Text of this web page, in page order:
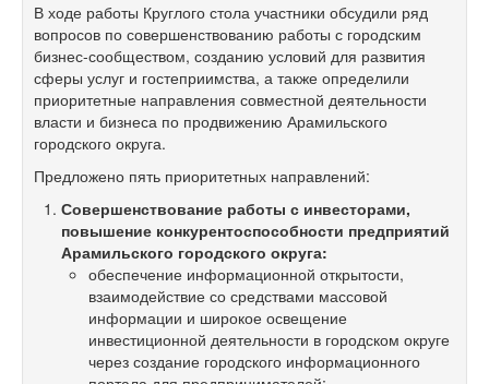
В ходе работы Круглого стола участники обсудили ряд
вопросов по совершенствованию работы с городским
бизнес-сообществом, созданию условий для развития
сферы услуг и гостеприимства, а также определили
приоритетные направления совместной деятельности
власти и бизнеса по продвижению Арамильского
городского округа.
Предложено пять приоритетных направлений:
Совершенствование работы с инвесторами,
повышение конкурентоспособности предприятий
Арамильского городского округа:
обеспечение информационной открытости,
взаимодействие со средствами массовой
информации и широкое освещение
инвестиционной деятельности в городском округе
через создание городского информационного